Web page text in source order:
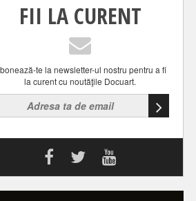
FII LA CURENT
te la newsletter-ul nostru pentru a fi
la curent cu noutăţile Docuart.